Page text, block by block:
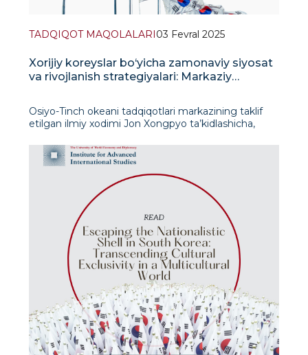
TADQIQOT MAQOLALARI03 Fevral 2025
Xorijiy koreyslar bo‘yicha zamonaviy siyosat
va rivojlanish strategiyalari: Markaziy
Osiyo-Tinch okeani tadqiqotlari markazining taklif
etilgan ilmiy xodimi Jon Xongpyo ta’kidlashicha,
doirasida koryo-saramlarning (Markaziy Osiyodagi
etnik koreyslarning) roli muhim tarixiy va madaniy